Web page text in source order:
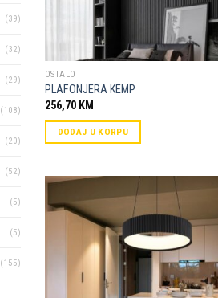
(39)
(32)
(29)
(108)
(20)
(52)
(5)
(5)
(155)
OSTALO
PLAFONJERA KEMP
256,70 KM
DODAJ U KORPU
Dodaj u
omiljene